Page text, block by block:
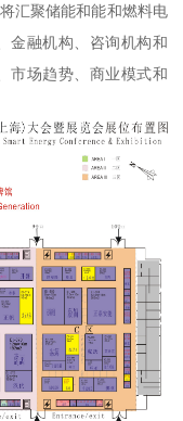
汇聚储能和能和燃料电
金融机构、咨询机构和
市场趋势、商业模式和